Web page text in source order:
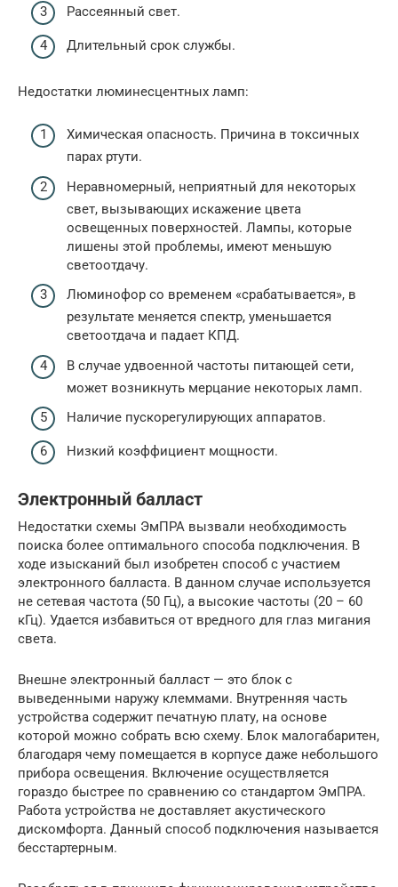
Рассеянный свет.
Длительный срок службы.
Недостатки люминесцентных ламп:
Химическая опасность. Причина в токсичных
парах ртути.
Неравномерный, неприятный для некоторых
свет, вызывающих искажение цвета
освещенных поверхностей. Лампы, которые
лишены этой проблемы, имеют меньшую
светоотдачу.
Люминофор со временем «срабатывается», в
результате меняется спектр, уменьшается
светоотдача и падает КПД.
В случае удвоенной частоты питающей сети,
может возникнуть мерцание некоторых ламп.
Наличие пускорегулирующих аппаратов.
Низкий коэффициент мощности.
Электронный балласт
Недостатки схемы ЭмПРА вызвали необходимость
поиска более оптимального способа подключения. В
ходе изысканий был изобретен способ с участием
электронного балласта. В данном случае используется
не сетевая частота (50 Гц), а высокие частоты (20 – 60
кГц). Удается избавиться от вредного для глаз мигания
света.
Внешне электронный балласт — это блок с
выведенными наружу клеммами. Внутренняя часть
устройства содержит печатную плату, на основе
которой можно собрать всю схему. Блок малогабаритен,
благодаря чему помещается в корпусе даже небольшого
прибора освещения. Включение осуществляется
гораздо быстрее по сравнению со стандартом ЭмПРА.
Работа устройства не доставляет акустического
дискомфорта. Данный способ подключения называется
бесстартерным.